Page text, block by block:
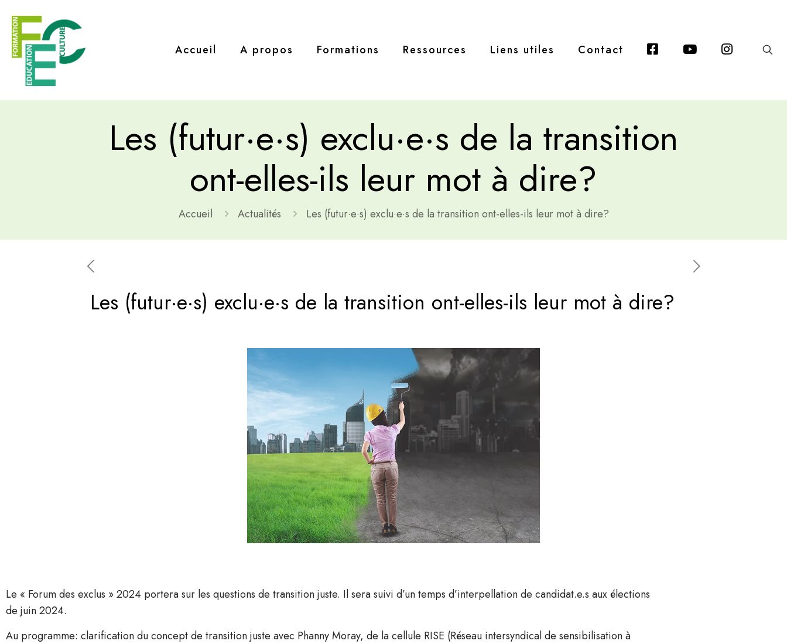
Accueil A propos Formations Ressources Liens utiles Contact FacebookYoutube
Les (futur·e·s) exclu·e·s de la transition
ont-elles-ils leur mot à dire?
Accueil Actualités Les (futur·e·s) exclu·e·s de la transition ont-elles-ils leur mot à dire?
Les (futur·e·s) exclu·e·s de la transition ont-elles-ils leur mot à dire?
Le « Forum des exclus » 2024 portera sur les questions de transition juste. Il sera suivi d’un temps d’interpellation de candidat.e.s aux élections
de juin 2024.
Au programme: clarification du concept de transition juste avec Phanny Moray, de la cellule RISE (Réseau intersyndical de sensibilisation à